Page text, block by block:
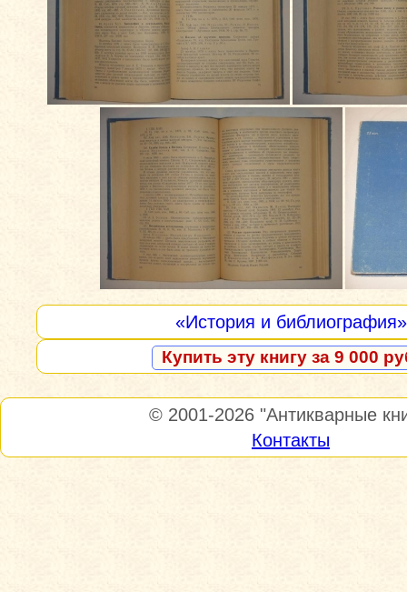
«История и библиография»
Купить эту книгу за 9 000
© 2001-2026 "Антикварные
Контакты